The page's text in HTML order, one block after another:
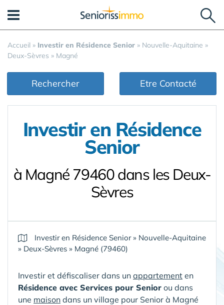
Accueil » Investir en Résidence Senior » Nouvelle-Aquitaine »
Deux-Sèvres » Magné
Rechercher Etre Contacté
Investir en Résidence
Senior
à Magné 79460 dans les Deux-
Sèvres
Investir en Résidence Senior» Nouvelle-Aquitaine
» Deux-Sèvres » Magné (79460)
Investir et défiscaliser dans un appartement en
Résidence avec Services pour Senior ou dans
une maison dans un village pour Senior à Magné